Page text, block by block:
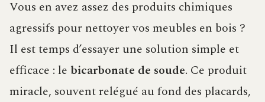
Vous en avez assez des produits chimiques
agressifs pour nettoyer vos meubles en bois ?
Il est temps d’essayer une solution simple et
efficace : le bicarbonate de soude. Ce produit
miracle, souvent relégué au fond des placards,